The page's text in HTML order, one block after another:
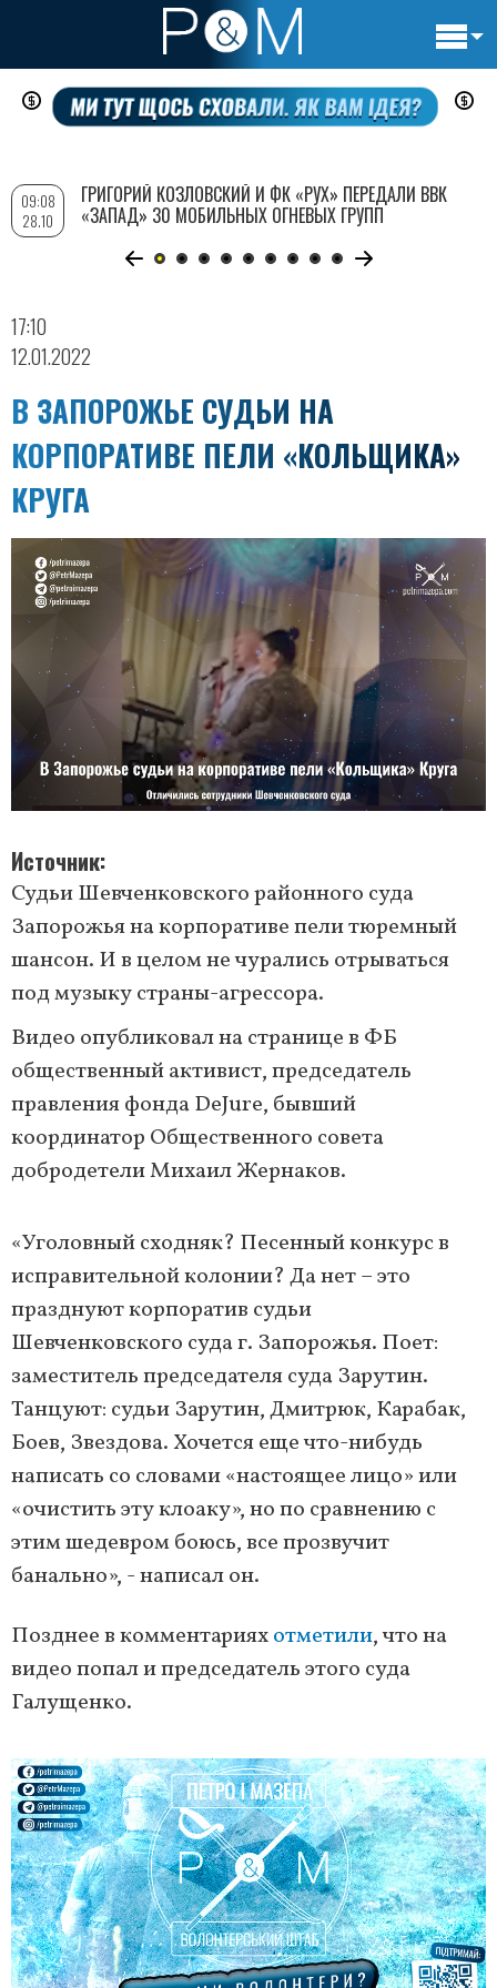
Перейти
содержанию
17:10
12.01.2022
В ЗАПОРОЖЬЕ СУДЬИ НА
КОРПОРАТИВЕ ПЕЛИ «КОЛЬЩИКА»
КРУГА
Источник
Судьи Шевченковского районного суда
Запорожья на корпоративе пели тюремный
шансон. И в целом не чурались отрываться
под музыку страны-агрессора.
Видео опубликовал на странице в ФБ
общественный активист, председатель
правления фонда DeJure, бывший
координатор Общественного совета
добродетели Михаил Жернаков.
«Уголовный сходняк? Песенный конкурс в
исправительной колонии? Да нет – это
празднуют корпоратив судьи
Шевченковского суда г. Запорожья. Поет:
заместитель председателя суда Зарутин.
Танцуют: судьи Зарутин, Дмитрюк, Карабак,
Боев, Звездова. Хочется еще что-нибудь
написать со словами «настоящее лицо» или
«очистить эту клоаку», но по сравнению с
этим шедевром боюсь, все прозвучит
банально», - написал он.
Позднее в комментарияхотметили, что на
видео попал и председатель этого суда
Галущенко.
09:08
28.10
ГРИГОРИЙ КОЗЛОВСКИЙ И ФК «РУХ» ПЕРЕДАЛИ ВВК
«ЗАПАД» 30 МОБИЛЬНЫХ ОГНЕВЫХ ГРУПП